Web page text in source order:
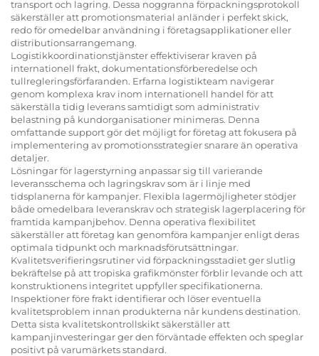
transport och lagring. Dessa noggranna förpackningsprotokoll
säkerställer att promotionsmaterial anländer i perfekt skick,
redo för omedelbar användning i företagsapplikationer eller
distributionsarrangemang.
Logistikkoordinationstjänster effektiviserar kraven på
internationell frakt, dokumentationsförberedelse och
tullregleringsförfaranden. Erfarna logistikteam navigerar
genom komplexa krav inom internationell handel för att
säkerställa tidig leverans samtidigt som administrativ
belastning på kundorganisationer minimeras. Denna
omfattande support gör det möjligt for företag att fokusera på
implementering av promotionsstrategier snarare än operativa
detaljer.
Lösningar för lagerstyrning anpassar sig till varierande
leveransschema och lagringskrav som är i linje med
tidsplanerna för kampanjer. Flexibla lagermöjligheter stödjer
både omedelbara leveranskrav och strategisk lagerplacering för
framtida kampanjbehov. Denna operativa flexibilitet
säkerställer att företag kan genomföra kampanjer enligt deras
optimala tidpunkt och marknadsförutsättningar.
Kvalitetsverifieringsrutiner vid förpackningsstadiet ger slutlig
bekräftelse på att tropiska grafikmönster förblir levande och att
konstruktionens integritet uppfyller specifikationerna.
Inspektioner före frakt identifierar och löser eventuella
kvalitetsproblem innan produkterna når kundens destination.
Detta sista kvalitetskontrollskikt säkerställer att
kampanjinvesteringar ger den förväntade effekten och speglar
positivt på varumärkets standard.